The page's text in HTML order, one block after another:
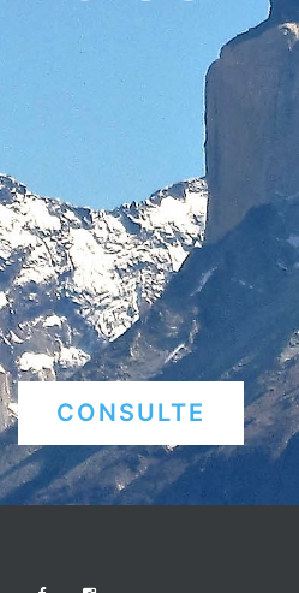
CONSULTE